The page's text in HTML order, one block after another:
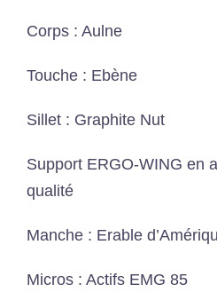
Corps : Aulne
Touche : Ebène
Sillet : Graphite Nut
Support ERGO-WING en
qualité
Manche : Erable
Micros : Actifs EMG 85